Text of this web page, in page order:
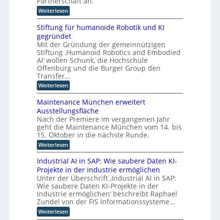
h
e
r
I
n
t
e
l
l
i
g
e
n
z
z
u
o
p
t
i
m
i
e
r
t
H
-
I
n
d
u
s
t
r
i
z
u
k
l
a
s
s
i
s
c
h
e
e
r
t
i
f
z
i
e
r
u
n
g
s
v
e
r
f
a
h
r
m
I
n
d
u
s
t
r
i
e
4
.
0
r
c
h
t
e
t
F
k
u
s
a
u
f
i
n
d
Weiterlesen:
M
i
t
i
n
d
u
s
t
r
i
e
l
l
e
r
K
I
E
n
t
w
i
l
u
n
g
u
Stiftung für humanoide Robotik und KI
gegründet
Mit der Gründung der gemeinnützigen
Stiftung ‚Humanoid Robotics and Embodied
AI‘ wollen Schunk, die Hochschule
Offenburg und die Burger Group den
Transfer…
Weiterlesen:
S
i
f
t
u
n
g
f
ü
r
h
u
m
a
n
o
i
d
Maintenance München erweitert
Ausstellungsfläche
Nach der Premiere im vergangenen Jahr
geht die Maintenance München vom 14. bis
15. Oktober in die nächste Runde.
Weiterlesen:
M
a
i
n
t
e
n
a
n
c
Industrial AI in SAP: Wie saubere Daten KI-
Projekte in der Industrie ermöglichen
Unter der Überschrift ‚Industrial AI in SAP:
Wie saubere Daten KI-Projekte in der
Industrie ermöglichen‘ beschreibt Raphael
Zundel von der FIS Informationssysteme…
Weiterlesen:
I